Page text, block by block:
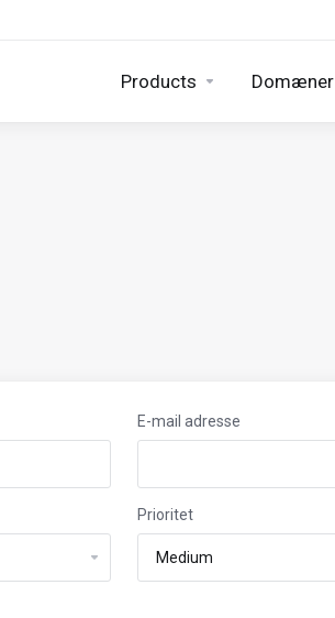
Products Domæner
E-mail adresse
Prioritet